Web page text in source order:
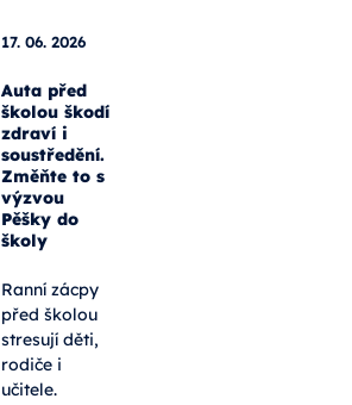
17. 06. 2026
Auta před
školou škodí
zdraví i
soustředění.
Změňte to s
výzvou
Pěšky do
školy
Ranní zácpy
před školou
stresují děti,
rodiče i
učitele.